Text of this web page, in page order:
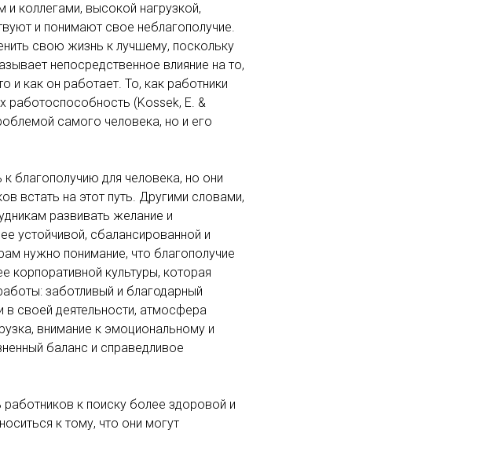
коллегами, высокой нагрузкой,
и понимают свое неблагополучие.
свою жизнь к лучшему, поскольку
непосредственное влияние на то,
и как он работает. То, как работники
работоспособность (Kossek, E. &
самого человека, но и его
благополучию для человека, но они
встать на этот путь. Другими словами,
развивать желание и
устойчивой, сбалансированной и
нужно понимание, что благополучие
корпоративной культуры, которая
заботливый и благодарный
в своей деятельности, атмосфера
внимание к эмоциональному и
баланс и справедливое
к поиску более здоровой и
к тому, что они могут